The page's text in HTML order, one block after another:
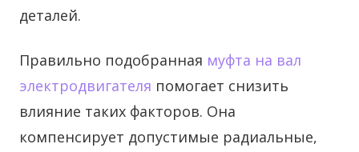
деталей.
Правильно подобранная муфта на вал
электродвигателя помогает снизить
влияние таких факторов. Она
компенсирует допустимые радиальные,